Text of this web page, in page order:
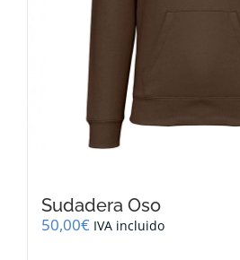
Sudadera Oso
50,00€ IVA incluido